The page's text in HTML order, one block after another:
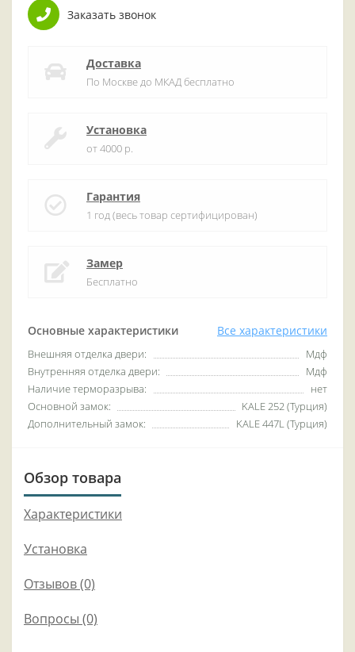
Основные характеристики Все характеристики
Внешняя отделка двери:
Мдф
Внутренняя отделка двери:
Мдф
Наличие терморазрыва:
нет
Основной замок:
KALE 252 (Турция)
Дополнительный замок:
KALE 447L (Турция)
Заказать звонок
Доставка
По Москве до МКАД бесплатно
Установка
от 4000 р.
Гарантия
1 год (весь товар сертифицирован)
Замер
Бесплатно
Обзор товара
Характеристики
Установка
Отзывов (0)
Вопросы (0)